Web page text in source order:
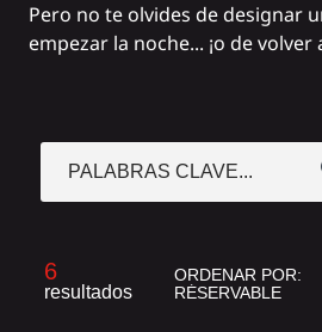
Pero no te olvides de designar
empezar la noche... ¡o de volver
PALABRAS CLAVE...
6
resultados
ORDENAR POR:
RÉSERVABLE